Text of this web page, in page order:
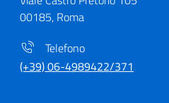
00185, Roma
Telefono
(+39) 06-4989422/371